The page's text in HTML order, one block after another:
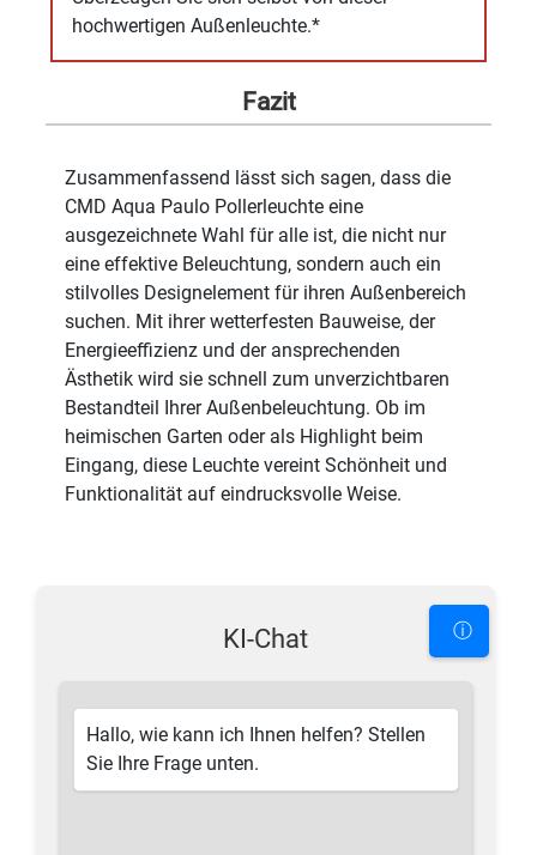
hochwertigen Außenleuchte.*
Fazit
Zusammenfassend lässt sich sagen, dass die
CMD Aqua Paulo Pollerleuchte eine
ausgezeichnete Wahl für alle ist, die nicht nur
eine effektive Beleuchtung, sondern auch ein
stilvolles Designelement für ihren Außenbereich
suchen. Mit ihrer wetterfesten Bauweise, der
Energieeffizienz und der ansprechenden
Ästhetik wird sie schnell zum unverzichtbaren
Bestandteil Ihrer Außenbeleuchtung. Ob im
heimischen Garten oder als Highlight beim
Eingang, diese Leuchte vereint Schönheit und
Funktionalität auf eindrucksvolle Weise.
KI-Chat ⓘ
Hallo, wie kann ich Ihnen helfen? Stellen
Sie Ihre Frage unten.